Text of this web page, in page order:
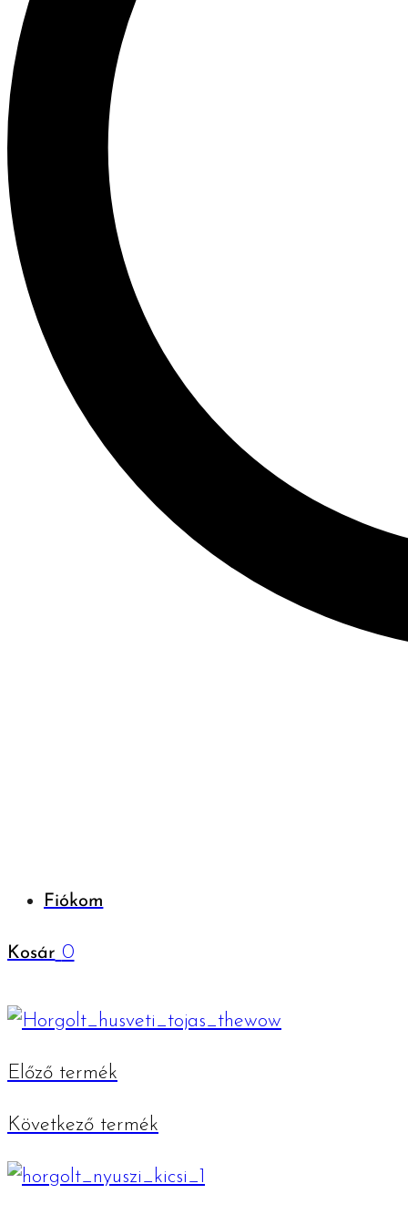
Fiókom
Kosár 0
Előző termék
Következő termék